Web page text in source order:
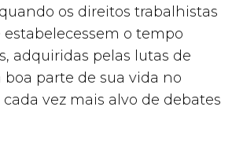
os direitos trabalhistas
o tempo
adquiridas pelas lutas de
parte de sua vida no
vez mais alvo de debates